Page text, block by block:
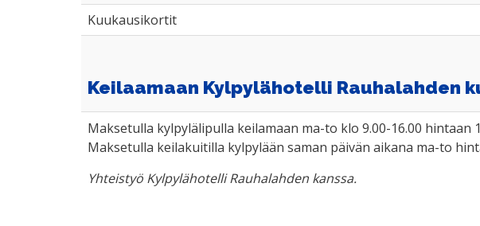
Kuukausikortit
Keilaamaan Kylpylähotelli Rauhalahden
Maksetulla kylpylälipulla keilamaan ma-to klo 9.00-16.00 hintaan
Maksetulla keilakuitilla kylpylään saman päivän aikana ma-to
Yhteistyö Kylpylähotelli Rauhalahden kanssa.